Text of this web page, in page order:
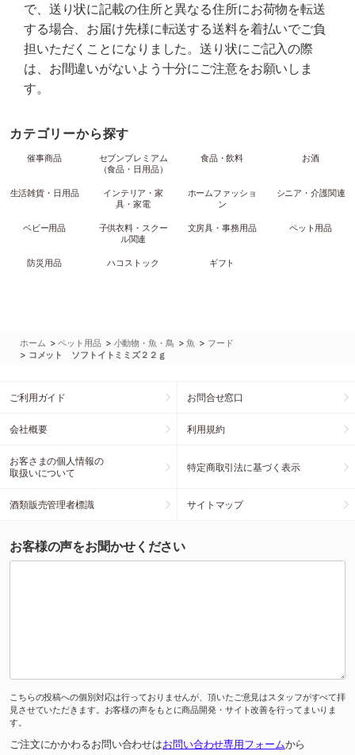
で、送り状に記載の住所と異なる住所にお荷物を転送
する場合、お届け先様に転送する送料を着払いでご負
担いただくことになりました。送り状にご記入の際
は、お間違いがないよう十分にご注意をお願いしま
す。
カテゴリーから探す
催事商品
セブンプレミアム
（食品・日用品）
食品・飲料 お酒
生活雑貨・日用品
インテリア・家
具・家電
ホームファッショ
ン
シニア・介護関連
ベビー用品
子供衣料・スクー
ル関連
文房具・事務用品 ペット用品
防災用品 ハコストック ギフト
ホーム >ペット用品 > 小動物・魚・鳥 >魚 > フード
> コメット ソフトイトミミズ２２ｇ
ご利用ガイド お問合せ窓口
会社概要 利用規約
お客さまの個人情報の
取扱いについて
特定商取引法に基づく表示
酒類販売管理者標識 サイトマップ
お客様の声をお聞かせください
こちらの投稿への個別対応は行っておりませんが、頂いたご意見はスタッフがすべて拝
見させていただきます。お客様の声をもとに商品開発・サイト改善を行ってまいりま
す。
ご注文にかかわるお問い合わせはお問い合わせ専用フォームから